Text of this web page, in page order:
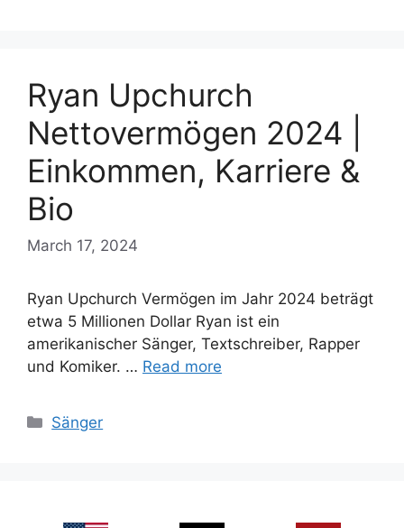
Ryan Upchurch
Nettovermögen 2024 |
Einkommen, Karriere &
Bio
March 17, 2024
Ryan Upchurch Vermögen im Jahr 2024 beträgt
etwa 5 Millionen Dollar Ryan ist ein
amerikanischer Sänger, Textschreiber, Rapper
und Komiker. … Read more
Categories
Sänger